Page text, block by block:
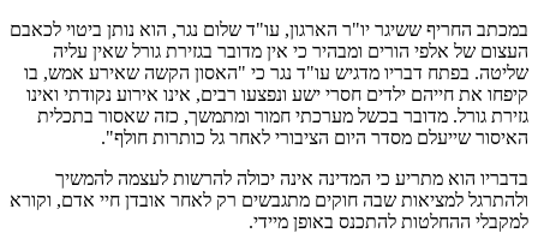
במכתב החריף ששיגר יו"ר הארגון, עו"ד שלום נגר, הוא נותן ביטוי לכאבם
העצום של אלפי הורים ומבהיר כי אין מדובר בגזירת גורל שאין עליה
שליטה. בפתח דבריו מדגיש עו"ד נגר כי "האסון הקשה שאירע אמש, בו
קיפחו את חייהם ילדים חסרי ישע ונפצעו רבים, אינו אירוע נקודתי ואינו
גזירת גורל. מדובר בכשל מערכתי חמור ומתמשך, כזה שאסור בתכלית
האיסור שייעלם מסדר היום הציבורי לאחר גל כותרות חולף".
בדבריו הוא מתריע כי המדינה אינה יכולה להרשות לעצמה להמשיך
ולהתרגל למציאות שבה חוקים מתגבשים רק לאחר אובדן חיי אדם, וקורא
למקבלי ההחלטות להתכנס באופן מיידי.